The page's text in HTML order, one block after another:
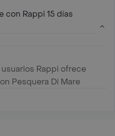
con Rappi 15 días
Rappi ofrece
Pesquera Di Mare